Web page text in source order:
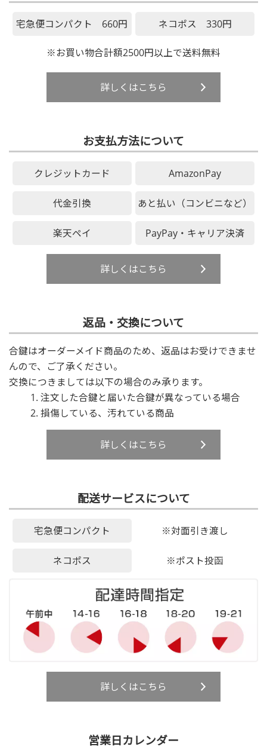
宅急便コンパクト 660円 ネコポス 330円
※お買い物合計額2500円以上で送料無料
詳しくはこちら
お支払方法について
クレジットカード AmazonPay
代金引換 あと払い（コンビニなど）
楽天ペイ PayPay・キャリア決済
詳しくはこちら
返品・交換について
合鍵はオーダーメイド商品のため、返品はお受けできませ
んので、ご了承ください。
交換につきましては以下の場合のみ承ります。
注文した合鍵と届いた合鍵が異なっている場合
損傷している、汚れている商品
詳しくはこちら
配送サービスについて
宅急便コンパクト ※対面引き渡し
ネコポス ※ポスト投函
詳しくはこちら
営業日カレンダー